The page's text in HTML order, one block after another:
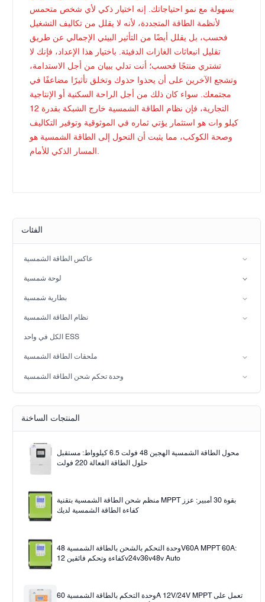
بسهولة مع نمو احتياجاتك. إنه اختيار ذكي لأي شخص متحمس
لأنظمة الطاقة المتجددة، لأنه لا يقلل من تكاليف التشغيل
فحسب، بل يقلل أيضًا من التأثير البيئي الإجمالي عن طريق
تقليل انبعاثات الغازات الدفيئة. باختيار هذا الإعداد، فإنك لا
تشتري منتجًا فحسب؛ أنت تدلي ببيان من أجل الاستدامة،
وتشجع الآخرين على أن يحذوا حذوك وتخلق تأثيرًا مضاعفًا في
مجتمعك. سواء كان ذلك من أجل الراحة السكنية أو الإنتاجية
التجارية، فإن نظام الطاقة الشمسية خارج الشبكة بقدرة 12
كيلو وات هو استثمار يؤتي ثماره في الموثوقية وتوفير التكاليف
وصحة الكوكب، مما يثبت أن التحول إلى الطاقة الشمسية هو
المسار الذكي للأمام.
الفئات
عاكس الطاقة الشمسية
عاكس الطور المنقسم
لوحة شمسية
كثرة الوحيدات
بطارية شمسية
بطارية حمض الرصاص
بطارية LiFePO4
نظام الطاقة الشمسية
نظام الطاقة الشمسية على الشبكة
نظام الطاقة الشمسية خارج الشبكة
الكل في واحد ESS
ملحقات الطاقة الشمسية
الضوء الشمسي
Solar pump
وحدة تحكم شحن الطاقة الشمسية
PWM
المنتجات الساخنة
محول الطاقة الشمسية الهجين 48 فولت 6.5 كيلوواط: مستقبل
حلول الطاقة الفعالة 220 فولت
منظم شحن الطاقة الشمسية بتقنية MPPT بقوة 30 أمبير: عزز
كفاءة الطاقة الشمسية لديك
وحدة التحكم بالشحن بالطاقة الشمسية 48V60A MPPT 60A:
كفاءة وتحكم فائقين 12v24v36v48v Auto
وحدة التحكم بالطاقة الشمسية 60A 12V/24V MPPT تعمل على